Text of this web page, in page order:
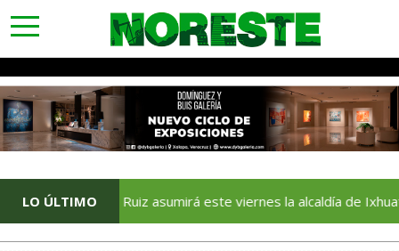
toggle
navigation
LO ÚLTIMO
Juliana Ruiz asumirá este viernes la alcaldía de Ixhuatlán